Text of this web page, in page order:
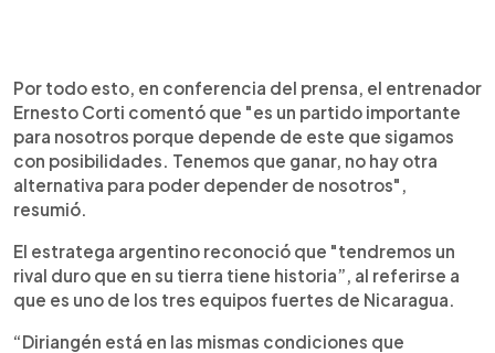
Por todo esto, en conferencia del prensa, el entrenador
Ernesto Corti comentó que "es un partido importante
para nosotros porque depende de este que sigamos
con posibilidades. Tenemos que ganar, no hay otra
alternativa para poder depender de nosotros",
resumió.
El estratega argentino reconoció que "tendremos un
rival duro que en su tierra tiene historia”, al referirse a
que es uno de los tres equipos fuertes de Nicaragua.
“Diriangén está en las mismas condiciones que